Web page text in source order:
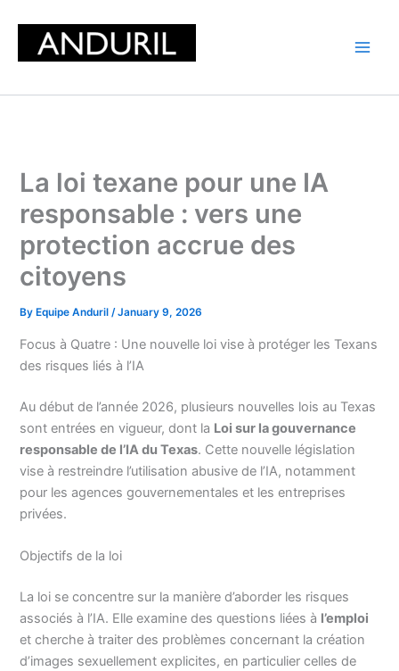
content
La loi texane pour une IA
responsable : vers une
protection accrue des
citoyens
By Equipe Anduril/January 9, 2026
Focus à Quatre : Une nouvelle loi vise à protéger les Texans
des risques liés à l’IA
Au début de l’année 2026, plusieurs nouvelles lois au Texas
sont entrées en vigueur, dont la Loi sur la gouvernance
responsable de l’IA du Texas. Cette nouvelle législation
vise à restreindre l’utilisation abusive de l’IA, notamment
pour les agences gouvernementales et les entreprises
privées.
Objectifs de la loi
La loi se concentre sur la manière d’aborder les risques
associés à l’IA. Elle examine des questions liées à l’emploi
et cherche à traiter des problèmes concernant la création
d’images sexuellement explicites, en particulier celles de